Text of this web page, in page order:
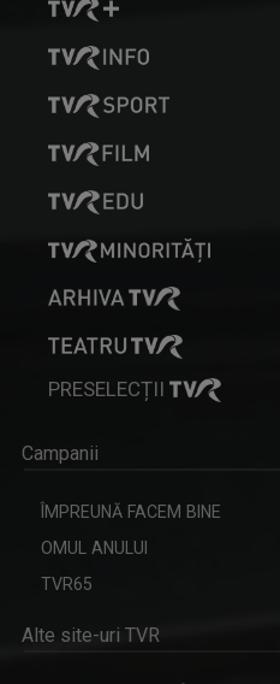
PRESELECȚII
Campanii
ÎMPREUNĂ FACEM BINE
OMUL ANULUI
TVR65
Alte site-uri TVR